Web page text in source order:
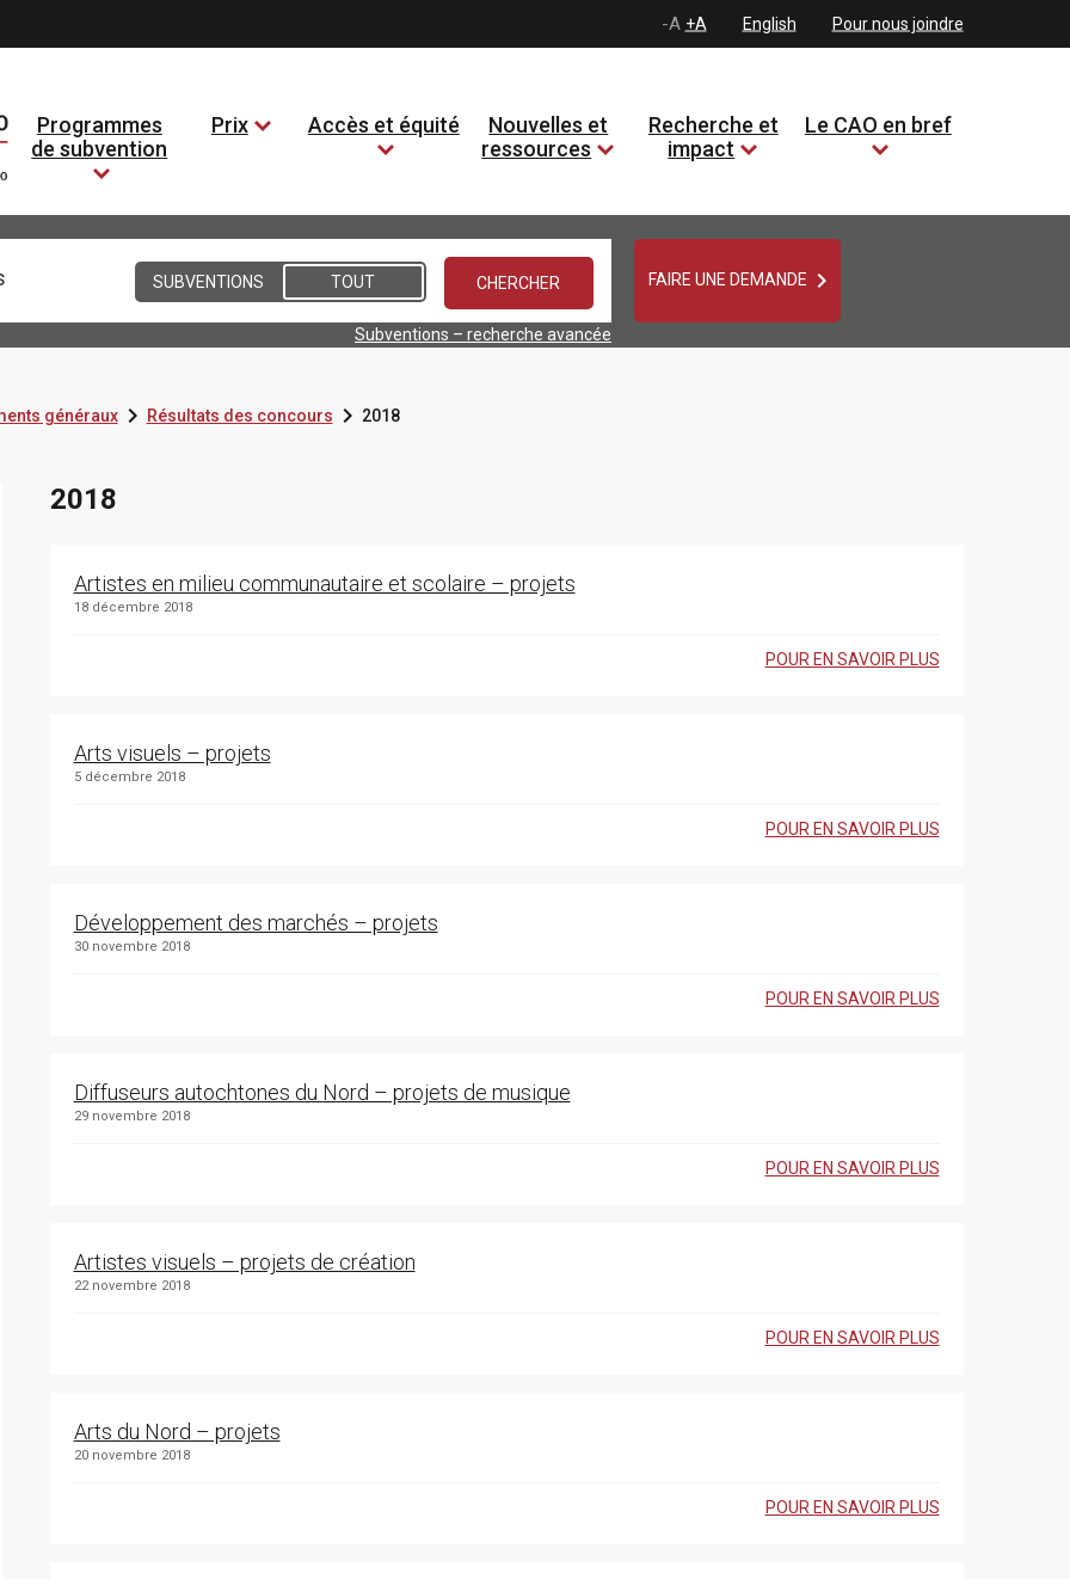
-A +A English Pour nous joindre
Programmes
de subvention
Prix Accès et équité
Nouvelles et
ressources
Recherche et
impact
Le CAO en bref
SUBVENTIONS TOUT
Subventions – recherche avancée
FAIRE UNE DEMANDE 
générauxRésultats des concours 2018
2018
Artistes en milieu communautaire et scolaire – projets
18 décembre 2018
POUR EN SAVOIR PLUS
Arts visuels – projets
5 décembre 2018
POUR EN SAVOIR PLUS
Développement des marchés – projets
30 novembre 2018
POUR EN SAVOIR PLUS
Diffuseurs autochtones du Nord – projets de musique
29 novembre 2018
POUR EN SAVOIR PLUS
Artistes visuels – projets de création
22 novembre 2018
POUR EN SAVOIR PLUS
Arts du Nord – projets
20 novembre 2018
POUR EN SAVOIR PLUS